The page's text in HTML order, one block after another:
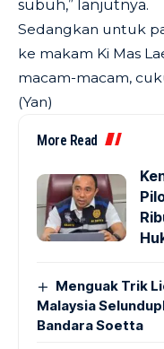
subuh,” lanjutnya.
Sedangkan untuk
ke makam Ki Mas
macam-macam,
(Yan)
More Read
Menguak Trik
Malaysia
Bandara Soetta